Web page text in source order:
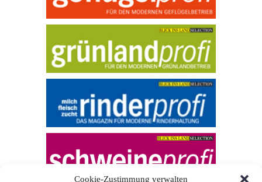
Cookie-Zustimmung verwalten